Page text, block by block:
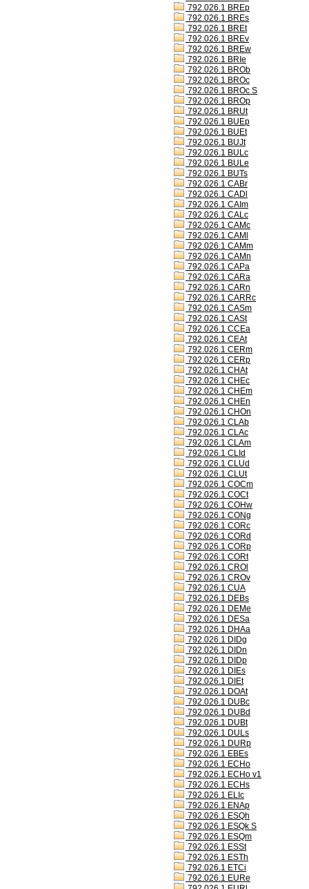
792.026.1 BREp
792.026.1 BREs
792.026.1 BREt
792.026.1 BREv
792.026.1 BREw
792.026.1 BRIe
792.026.1 BROb
792.026.1 BROc
792.026.1 BROc S
792.026.1 BROp
792.026.1 BRUt
792.026.1 BUEp
792.026.1 BUEt
792.026.1 BUJt
792.026.1 BULc
792.026.1 BULe
792.026.1 BUTs
792.026.1 CABr
792.026.1 CADl
792.026.1 CAIm
792.026.1 CALc
792.026.1 CAMc
792.026.1 CAMl
792.026.1 CAMm
792.026.1 CAMn
792.026.1 CAPa
792.026.1 CARa
792.026.1 CARn
792.026.1 CARRc
792.026.1 CASm
792.026.1 CASt
792.026.1 CCEa
792.026.1 CEAt
792.026.1 CERm
792.026.1 CERp
792.026.1 CHAt
792.026.1 CHEc
792.026.1 CHEm
792.026.1 CHEn
792.026.1 CHOn
792.026.1 CLAb
792.026.1 CLAc
792.026.1 CLAm
792.026.1 CLId
792.026.1 CLUd
792.026.1 CLUt
792.026.1 COCm
792.026.1 COCt
792.026.1 COHw
792.026.1 CONg
792.026.1 CORc
792.026.1 CORd
792.026.1 CORp
792.026.1 CORt
792.026.1 CROl
792.026.1 CROv
792.026.1 CUA
792.026.1 DEBs
792.026.1 DEMe
792.026.1 DESa
792.026.1 DHAa
792.026.1 DIDg
792.026.1 DIDn
792.026.1 DIDp
792.026.1 DIEs
792.026.1 DIEt
792.026.1 DOAt
792.026.1 DUBc
792.026.1 DUBd
792.026.1 DUBt
792.026.1 DULs
792.026.1 DURp
792.026.1 EBEs
792.026.1 ECHo
792.026.1 ECHo v1
792.026.1 ECHs
792.026.1 ELIc
792.026.1 ENAp
792.026.1 ESQh
792.026.1 ESQk S
792.026.1 ESQm
792.026.1 ESSt
792.026.1 ESTh
792.026.1 ETCi
792.026.1 EURe